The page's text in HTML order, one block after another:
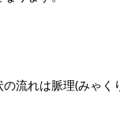
流れは脈理(みゃ